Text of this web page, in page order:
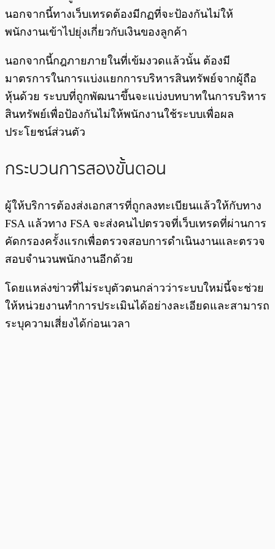
นอกจากนี้ทางเว็บเทรดต้องมีกฏที่จะป้องกันไม่ให้
พนักงานเข้าไปยุ่งเกี่ยวกับเงินของลูกค้า
นอกจากนี้กฎภายภายในที่เข้มงวดแล้วนั้น ต้องมี
มาตรการในการแบ่งแยกการบริหารสินทรัพย์จากผู้ถือ
หุ้นด้วย ระบบที่ถูกพัฒนาขึ้นจะแบ่งบทบาทในการบริหาร
สินทรัพย์เพื่อป้องกันไม่ให้พนักงานใช้ระบบเพื่อผล
ประโยชน์ส่วนตัว
กระบวนการสองขั้นตอน
ผู้ให้บริการต้องส่งเอกสารที่ถูกลงทะเบียนแล้วให้กับทาง
FSA แล้วทาง FSA จะส่งคนไปตรวจที่เว็บเทรดที่ผ่านการ
คัดกรองครั้งแรกเพื่อตรวจสอบการดำเนินงานและตรวจ
สอบจำนวนพนักงานอีกด้วย
โดยแหล่งข่าวที่ไม่ระบุตัวตนกล่าวว่าระบบใหม่นี้จะช่วย
ให้หน่วยงานทำการประเมินได้อย่างละเอียดและสามารถ
ระบุความเสี่ยงได้ก่อนเวลา